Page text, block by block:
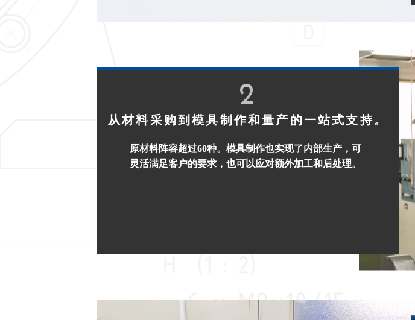
2
从材料采购到模具制作和量产的一站式支持。
原材料阵容超过60种。模具制作也实现了内部生产，可
灵活满足客户的要求，也可以应对额外加工和后处理。